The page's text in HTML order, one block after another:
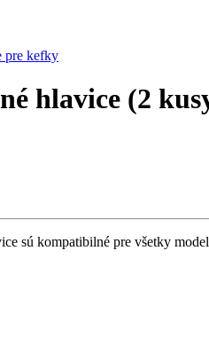
pre kefky
hlavice (2
sú kompatibilné pre všetky